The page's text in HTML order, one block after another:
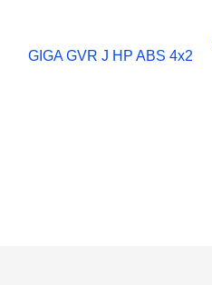
GIGA GVR J HP ABS 4x2